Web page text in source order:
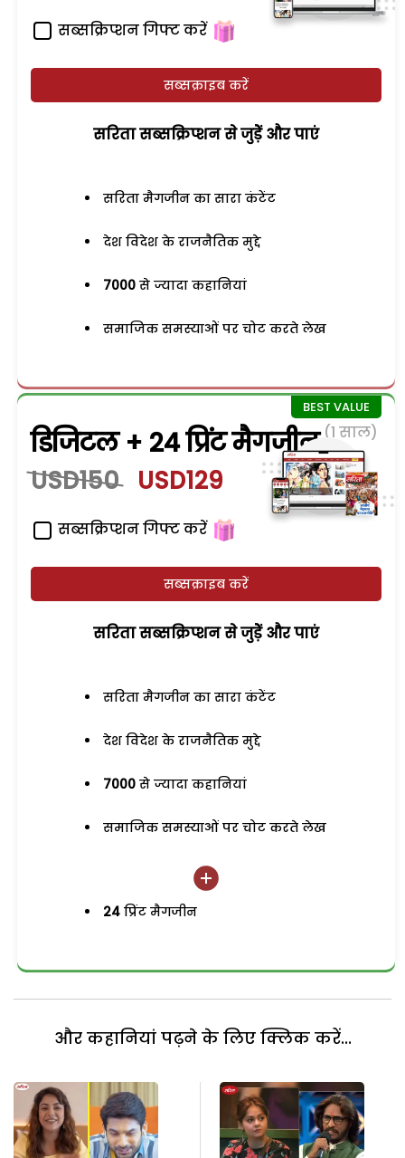
सब्सक्रिप्शन गिफ्ट करें
सब्सक्राइब करें
सरिता सब्सक्रिप्शन से जुड़ेें और पाएं
सरिता मैगजीन का सारा कंटेंट
देश विदेश के राजनैतिक मुद्दे
7000 से ज्यादा कहानियां
समाजिक समस्याओं पर चोट करते लेख
डिजिटल + 24 प्रिंट मैगजीन (1 साल)
USD150 USD129
सब्सक्रिप्शन गिफ्ट करें
सब्सक्राइब करें
सरिता सब्सक्रिप्शन से जुड़ेें और पाएं
सरिता मैगजीन का सारा कंटेंट
देश विदेश के राजनैतिक मुद्दे
7000 से ज्यादा कहानियां
समाजिक समस्याओं पर चोट करते लेख
24 प्रिंट मैगजीन
और कहानियां पढ़ने के लिए क्लिक करें...